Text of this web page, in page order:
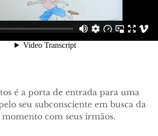
é a porta de entrada para uma
seu subconsciente em busca da
com seus irmãos.